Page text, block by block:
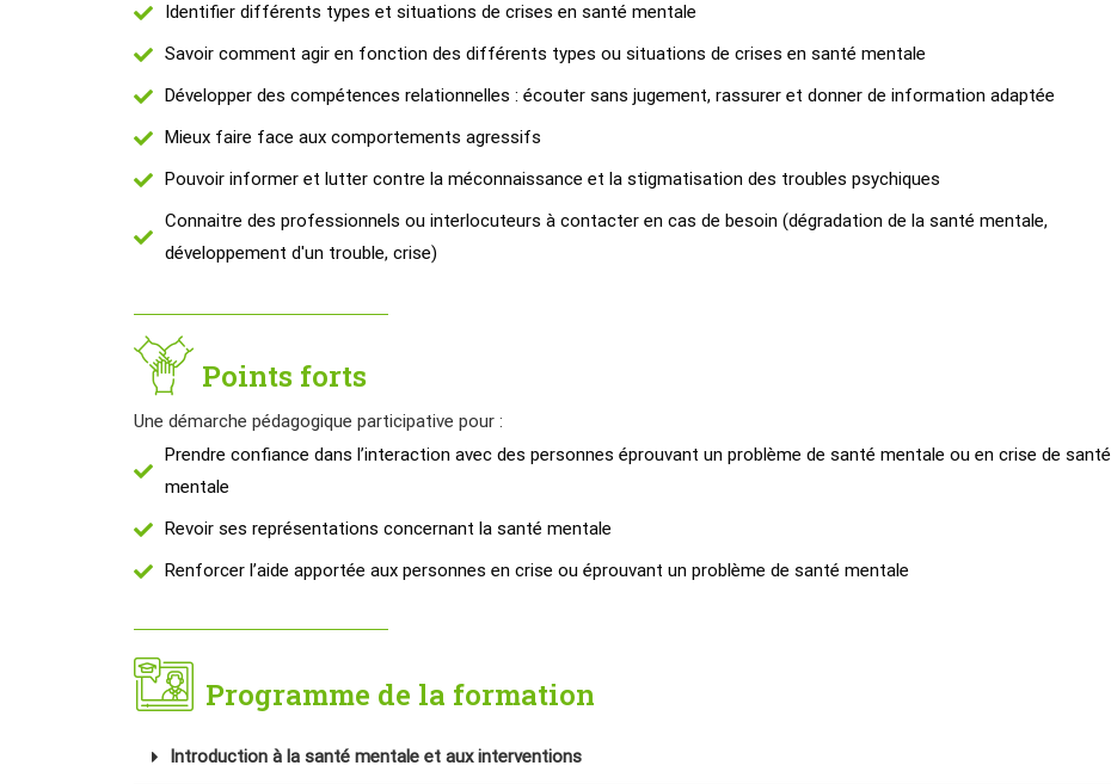
Identifier différents types et situations de crises en santé mentale
Savoir comment agir en fonction des différents types ou situations de crises en santé mentale
Développer des compétences relationnelles : écouter sans jugement, rassurer et donner de information adaptée
Mieux faire face aux comportements agressifs
Pouvoir informer et lutter contre la méconnaissance et la stigmatisation des troubles psychiques
Connaitre des professionnels ou interlocuteurs à contacter en cas de besoin (dégradation de la santé mentale,
développement d'un trouble, crise)
Points forts
Une démarche pédagogique participative pour :
Prendre confiance dans l’interaction avec des personnes éprouvant un problème de santé mentale ou en crise de santé
mentale
Revoir ses représentations concernant la santé mentale
Renforcer l’aide apportée aux personnes en crise ou éprouvant un problème de santé mentale
Programme de la formation
Introduction à la santé mentale et aux interventions